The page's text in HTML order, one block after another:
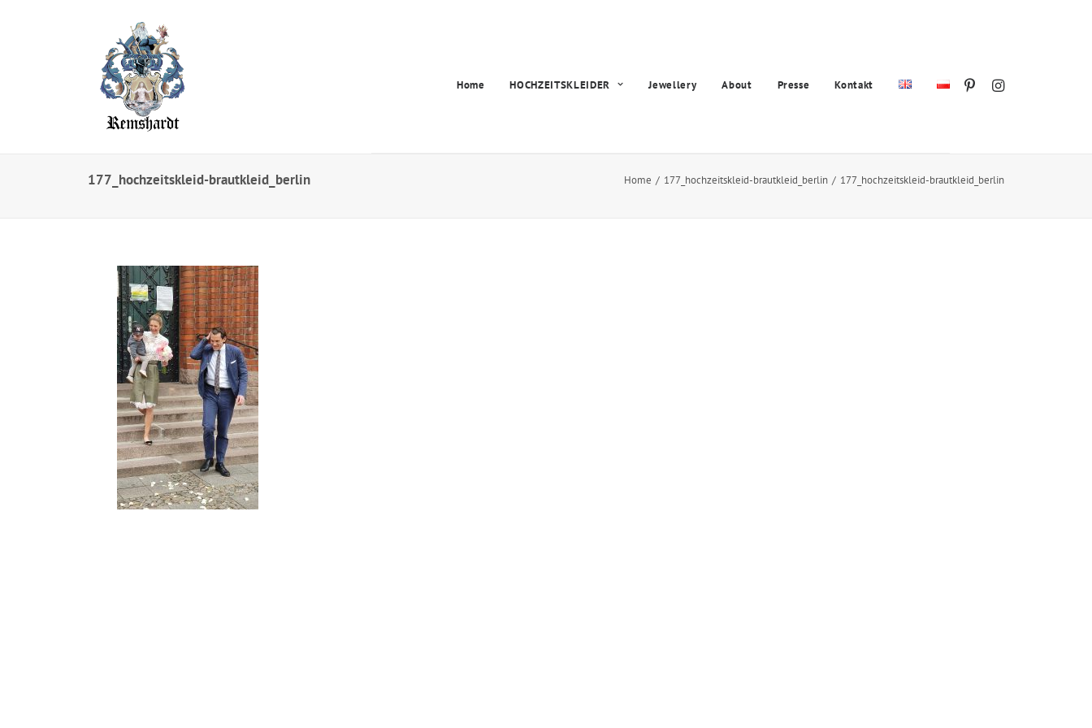
Home HOCHZEITSKLEIDER Jewellery About Presse Kontakt
177_hochzeitskleid-brautkleid_berlin Home 177_hochzeitskleid-brautkleid_berlin 177_hochzeitskleid-brautkleid_berlin